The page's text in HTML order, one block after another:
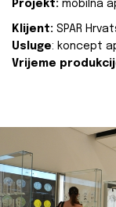
Projekt: mobilna
Klijent: SPAR
Usluge: koncept
Vrijeme